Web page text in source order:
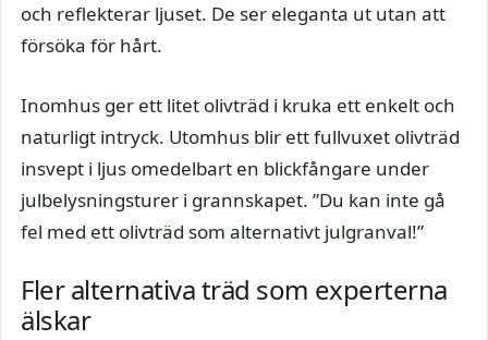
och reflekterar ljuset. De ser eleganta ut utan att
försöka för hårt.
Inomhus ger ett litet olivträd i kruka ett enkelt och
naturligt intryck. Utomhus blir ett fullvuxet olivträd
insvept i ljus omedelbart en blickfångare under
julbelysningsturer i grannskapet. ”Du kan inte gå
fel med ett olivträd som alternativt julgranval!”
Fler alternativa träd som experterna
älskar